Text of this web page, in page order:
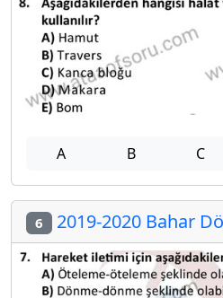
A B C
6 2019-2020 Bahar